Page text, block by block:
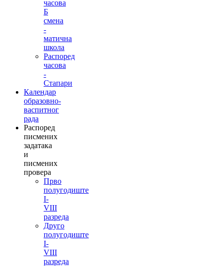
часова
Б
смена
-
матична
школа
Распоред
часова
-
Стапари
Календар
образовно-
васпитног
рада
Распоред
писмених
задатака
и
писмених
провера
Прво
полугодиште
I-
VIII
разреда
Друго
полугодиште
I-
VIII
разреда